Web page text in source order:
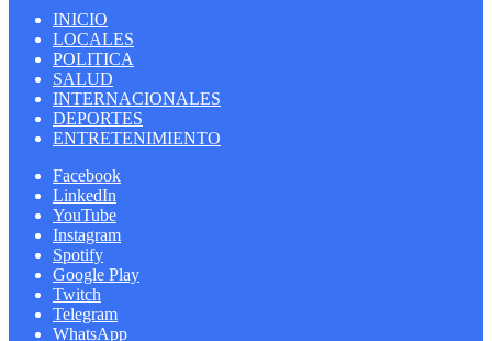
INICIO
LOCALES
POLITICA
SALUD
INTERNACIONALES
DEPORTES
ENTRETENIMIENTO
Facebook
LinkedIn
YouTube
Instagram
Spotify
Google Play
Twitch
Telegram
WhatsApp